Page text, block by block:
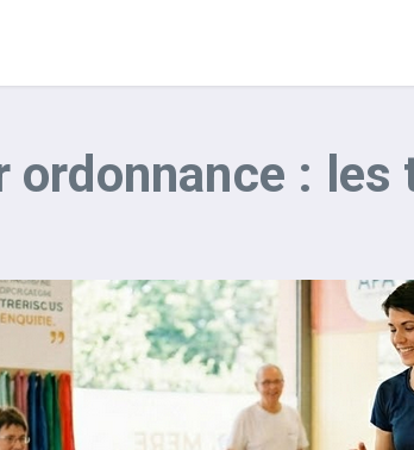
: les